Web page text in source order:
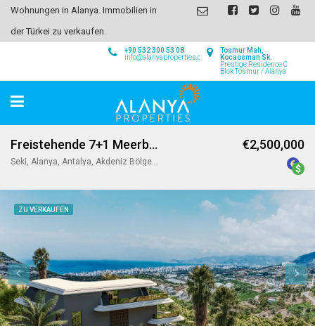
Wohnungen in Alanya. Immobilien in
der Türkei zu verkaufen.
Tosmur Mah,
Kocaosman Sk.
Prestige Residence C
Blok Tosmur / Alanya
+90 532 300 53 08
info@alanyaproperties.com
Freistehende 7+1 Meerblick Villa in Kargicak / Alanya
Seki, Alanya, Antalya, Akdeniz Bölgesi, 07440, Türkiye
€2,500,000
ZU VERKAUFEN